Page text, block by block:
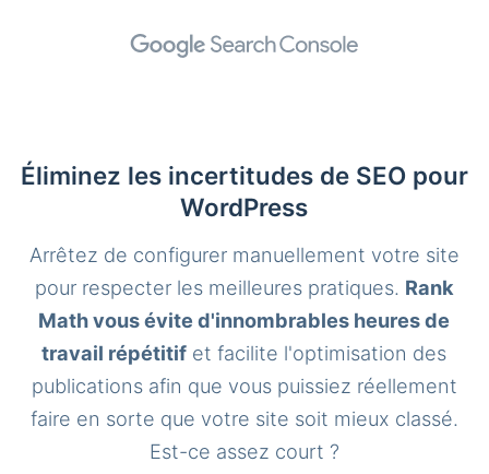
Éliminez les incertitudes de SEO pour
WordPress
Arrêtez de configurer manuellement votre site
pour respecter les meilleures pratiques. Rank
Math vous évite d'innombrables heures de
travail répétitif et facilite l'optimisation des
publications afin que vous puissiez réellement
faire en sorte que votre site soit mieux classé.
Est-ce assez court ?